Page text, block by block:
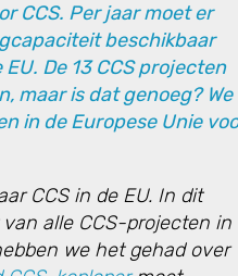
CCS. Per jaar moet er
beschikbaar
De 13 CCS projecten
maar is dat genoeg? We
in de Europese Unie
CCS in de EU. In dit
alle CCS-projecten in
we het gehad over